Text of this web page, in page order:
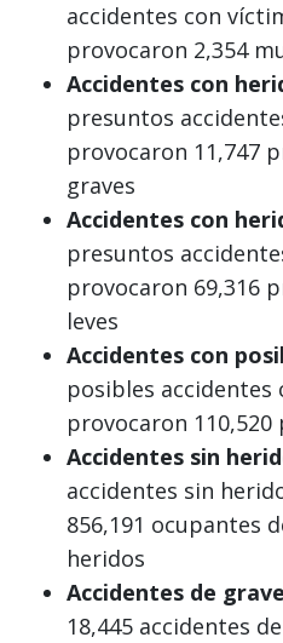
accidentes con
provocaron 2,354
Accidentes con
presuntos
provocaron 11,747
graves
Accidentes con
presuntos
provocaron 69,316
leves
Accidentes con
posibles accidentes
provocaron
Accidentes sin
accidentes sin
856,191 ocupantes
heridos
Accidentes de
18,445 accidentes